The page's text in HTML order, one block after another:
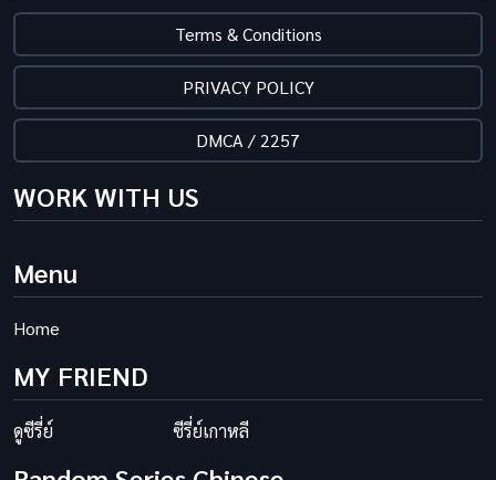
Terms & Conditions
PRIVACY POLICY
DMCA / 2257
WORK WITH US
Menu
Home
MY FRIEND
ดูซีรี่ย์ ซีรี่ย์เกาหลี